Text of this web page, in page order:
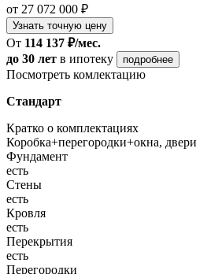
от 27 072 000 ₽
Узнать точную цену
От 114 137 ₽/мес.
до 30 лет в ипотеку подробнее
Посмотреть комлектацию
Стандарт
Кратко о комплектациях
Коробка+перегородки+окна, двери
Фундамент
есть
Стены
есть
Кровля
есть
Перекрытия
есть
Перегородки